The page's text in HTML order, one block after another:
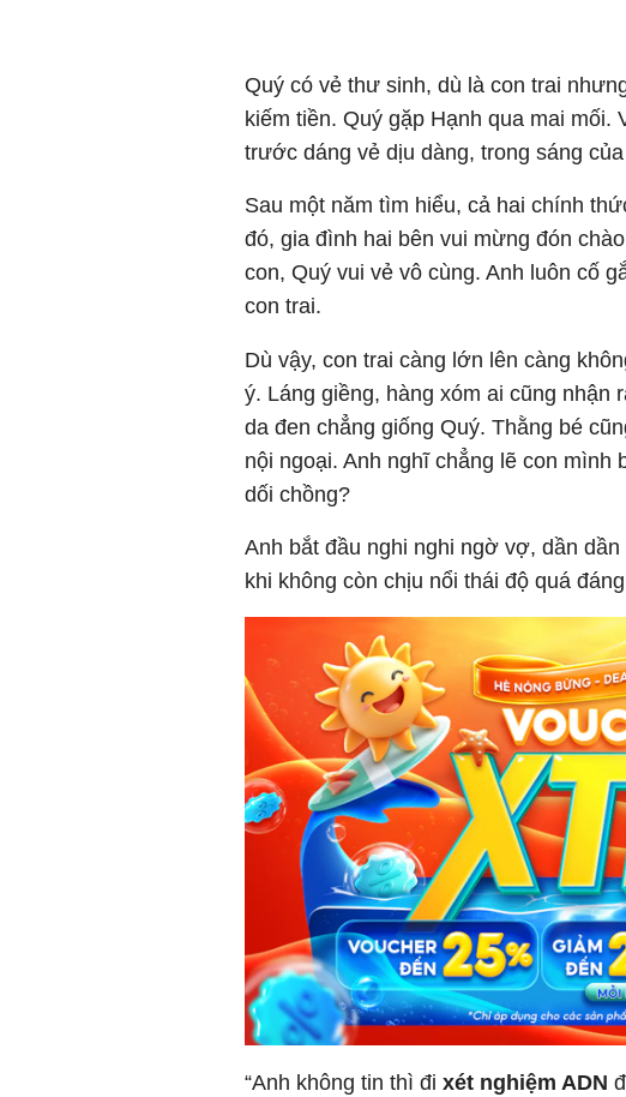
Quý có vẻ thư sinh, dù là con trai
kiếm tiền. Quý gặp Hạnh qua mai mối.
trước dáng vẻ dịu dàng, trong sáng
Sau một năm tìm hiểu, cả hai chính
đó, gia đình hai bên vui mừng đón
con, Quý vui vẻ vô cùng. Anh luôn cố
con trai.
Dù vậy, con trai càng lớn lên càng
ý. Láng giềng, hàng xóm ai cũng nhận
da đen chẳng giống Quý. Thằng bé
nội ngoại. Anh nghĩ chẳng lẽ con mình
dối chồng?
Anh bắt đầu nghi nghi ngờ vợ, dần
khi không còn chịu nổi thái độ quá
“Anh không tin thì đi xét nghiệm ADN